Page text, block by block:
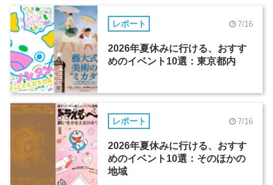
レポート 7/16
2026年夏休みに行ける、おすす
めのイベント10選：東京都内
レポート 7/16
2026年夏休みに行ける、おすす
めのイベント10選：そのほかの
地域